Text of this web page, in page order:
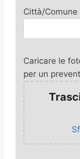
Città/Comune
Caricare le
per un